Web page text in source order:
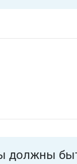
должны